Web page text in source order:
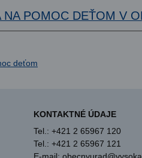
POMOC DEŤOM V
KONTAKTNÉ ÚDAJE
Tel.: +421 2 65967 120
Tel.: +421 2 65967 121